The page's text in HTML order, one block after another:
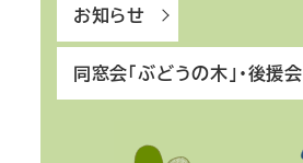
お知らせ
同窓会「ぶどうの木」・後援会